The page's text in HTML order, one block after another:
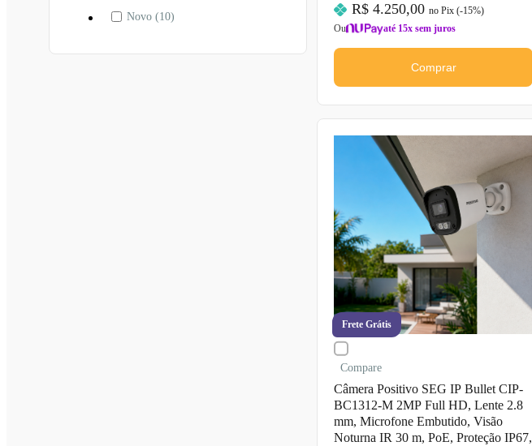
Novo (10) R$ 4.250,00 no Pix (-15%)
Ou
até 15x sem juros
Comprar
Frete Grátis
Compare
Câmera Positivo SEG IP Bullet CIP-
BC1312-M 2MP Full HD, Lente 2.8
mm, Microfone Embutido, Visão
Noturna IR 30 m, PoE, Proteção IP67,